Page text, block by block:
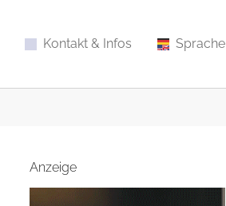
Kontakt & Infos Sprache
Anzeige